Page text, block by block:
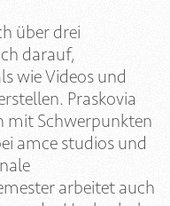
über drei
darauf,
wie Videos und
Praskovia
mit Schwerpunkten
amce studios und
arbeitet auch